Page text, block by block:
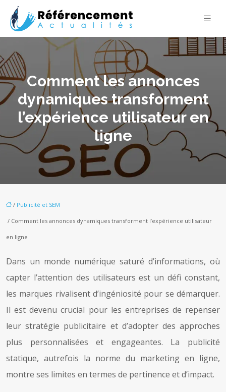
Comment les annonces
dynamiques transforment
l’expérience utilisateur en
ligne
/ Publicité et SEM
/ Comment les annonces dynamiques transforment l’expérience utilisateur
en ligne
Dans un monde numérique saturé d’informations, où
capter l’attention des utilisateurs est un défi constant,
les marques rivalisent d’ingéniosité pour se démarquer.
Il est devenu crucial pour les entreprises de repenser
leur stratégie publicitaire et d’adopter des approches
plus personnalisées et engageantes. La publicité
statique, autrefois la norme du marketing en ligne,
montre ses limites en termes de pertinence et d’impact.